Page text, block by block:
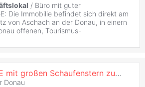
/ Büro mit guter
Die Immobilie befindet sich direkt am
von Aschach an der Donau, in einern
offenen, Tourismus-
ATELIER / GALERIE mit großen Schaufenstern zu vermieten!
Donau